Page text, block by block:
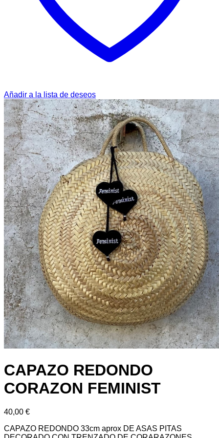
Añadir a la lista de deseos
CAPAZO REDONDO
CORAZON FEMINIST
40,00 €
CAPAZO REDONDO 33cm aprox DE ASAS PITAS